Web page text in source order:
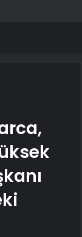
söyledi